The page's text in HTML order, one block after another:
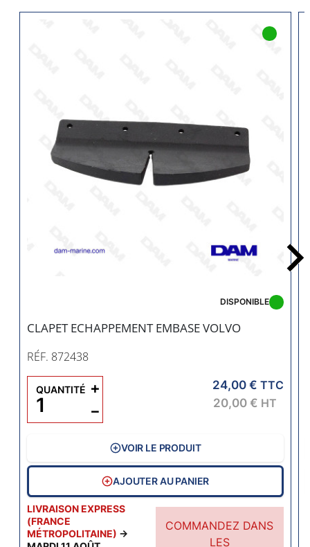
CLAPET ECHAPPEMENT EMBASE VOLVO
RÉF. 872438
LIVRAISON EXPRESS
(FRANCE
MÉTROPOLITAINE) →
COMMANDEZ DANS
LES
DISPONIBLE
24,00 € TTC
20,00 € HT
QUANTITÉ
−
+
VOIR LE PRODUIT
AJOUTER AU PANIER